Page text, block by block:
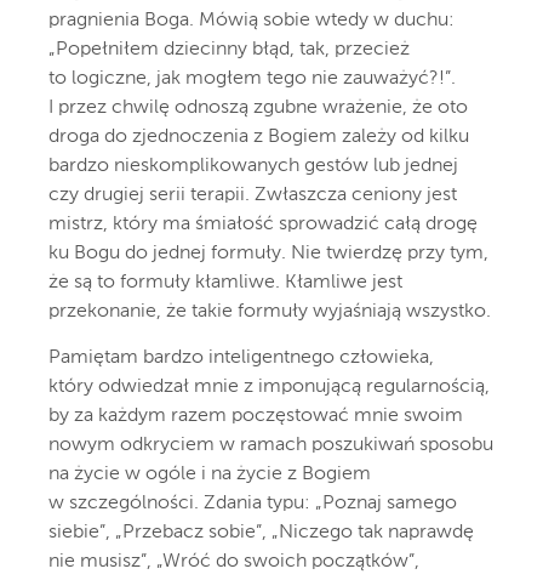
pragnienia Boga. Mówią sobie wtedy w duchu:
„Popełniłem dziecinny błąd, tak, przecież
to logiczne, jak mogłem tego nie zauważyć?!”.
I przez chwilę odnoszą zgubne wrażenie, że oto
droga do zjednoczenia z Bogiem zależy od kilku
bardzo nieskomplikowanych gestów lub jednej
czy drugiej serii terapii. Zwłaszcza ceniony jest
mistrz, który ma śmiałość sprowadzić całą drogę
ku Bogu do jednej formuły. Nie twierdzę przy tym,
że są to formuły kłamliwe. Kłamliwe jest
przekonanie, że takie formuły wyjaśniają wszystko.
Pamiętam bardzo inteligentnego człowieka,
który odwiedzał mnie z imponującą regularnością,
by za każdym razem poczęstować mnie swoim
nowym odkryciem w ramach poszukiwań sposobu
na życie w ogóle i na życie z Bogiem
w szczególności. Zdania typu: „Poznaj samego
siebie”, „Przebacz sobie”, „Niczego tak naprawdę
nie musisz”, „Wróć do swoich początków”,